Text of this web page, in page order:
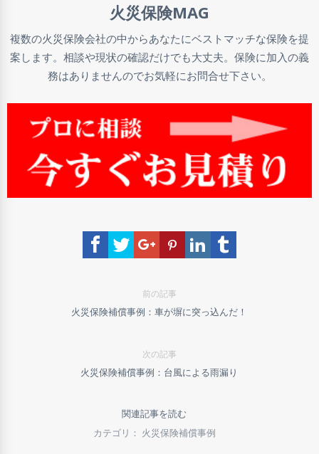
火災保険MAG
複数の火災保険会社の中からあなたにベストマッチな保険を提
案します。相談や現状の確認だけでも大丈夫。保険に加入の義
務はありませんのでお気軽にお問合せ下さい。
前の記事
火災保険補償事例：車が塀に突っ込んだ！
次の記事
火災保険補償事例：台風による雨漏り
関連記事を読む
カテゴリ： 火災保険補償事例